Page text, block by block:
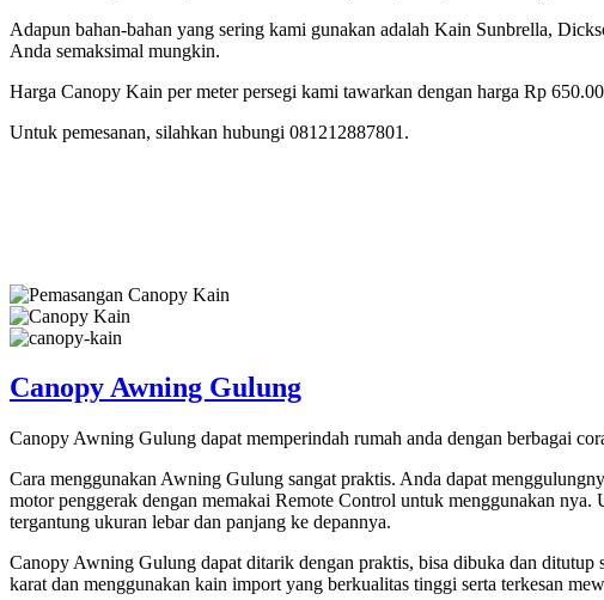
Adapun bahan-bahan yang sering kami gunakan adalah Kain Sunbrella,
Anda semaksimal mungkin.
Harga Canopy Kain per meter persegi kami tawarkan dengan harga Rp
Untuk pemesanan, silahkan hubungi 081212887801.
Canopy Awning Gulung
Canopy Awning Gulung dapat memperindah rumah anda dengan berbagai
Cara menggunakan Awning Gulung sangat praktis. Anda dapat
motor penggerak dengan memakai Remote Control untuk menggunakan
tergantung ukuran lebar dan panjang ke depannya.
Canopy Awning Gulung dapat ditarik dengan praktis, bisa dibuka dan
karat dan menggunakan kain import yang berkualitas tinggi serta terkesan